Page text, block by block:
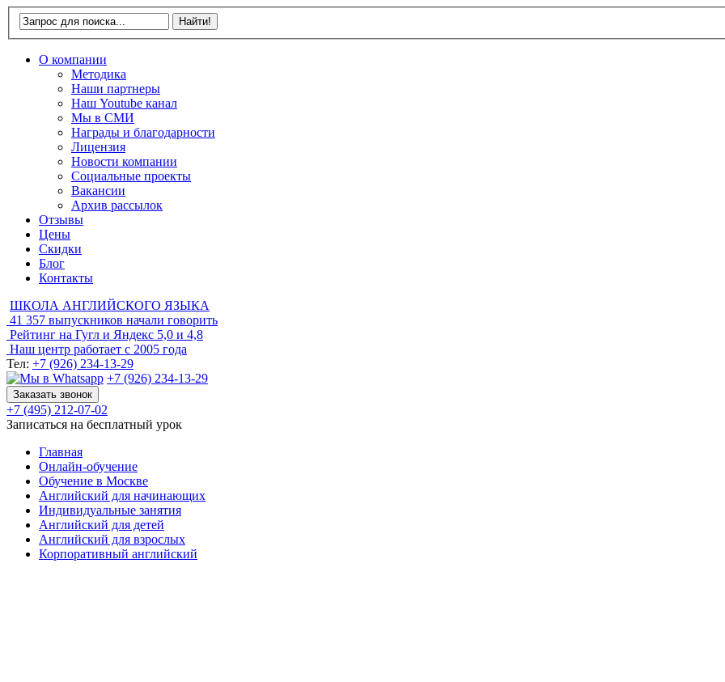
О компании
Методика
Наши партнеры
Наш Youtube канал
Мы в СМИ
Награды и благодарности
Лицензия
Новости компании
Социальные проекты
Вакансии
Архив рассылок
Отзывы
Цены
Скидки
Блог
Контакты
ШКОЛА АНГЛИЙСКОГО ЯЗЫКА
41 357 выпускников начали говорить
Рейтинг на Гугл и Яндекс 5,0 и 4,8
Наш центр работает с 2005 года
Тел: +7 (926) 234-13-29
+7 (926) 234-13-29
Заказать звонок
+7 (495) 212-07-02
Записаться на бесплатный урок
Главная
Онлайн-обучение
Обучение в Москве
Английский для начинающих
Индивидуальные занятия
Английский для детей
Английский для взрослых
Корпоративный английский